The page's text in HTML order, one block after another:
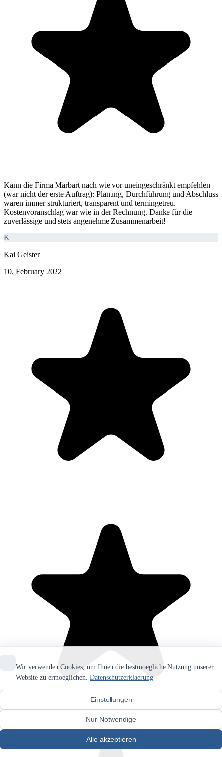
Kann die Firma Marbart nach wie vor uneingeschränkt empfehlen
(war nicht der erste Auftrag): Planung, Durchführung und Abschluss
waren immer strukturiert, transparent und termingetreu.
Kostenvoranschlag war wie in der Rechnung. Danke für die
zuverlässige und stets angenehme Zusammenarbeit!
K
Kai Geister
10. February 2022
Wir verwenden Cookies, um Ihnen die bestmoegliche Nutzung unserer
Website zu ermoeglichen. Datenschutzerklaerung
Einstellungen
Nur Notwendige
Alle akzeptieren